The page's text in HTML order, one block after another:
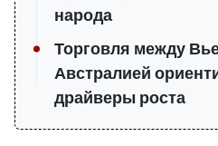
народа
Торговля между
Австралией
драйверы роста